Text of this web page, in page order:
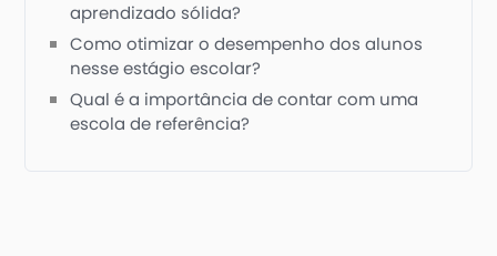
aprendizado sólida?
Como otimizar o desempenho dos alunos
nesse estágio escolar?
Qual é a importância de contar com uma
escola de referência?